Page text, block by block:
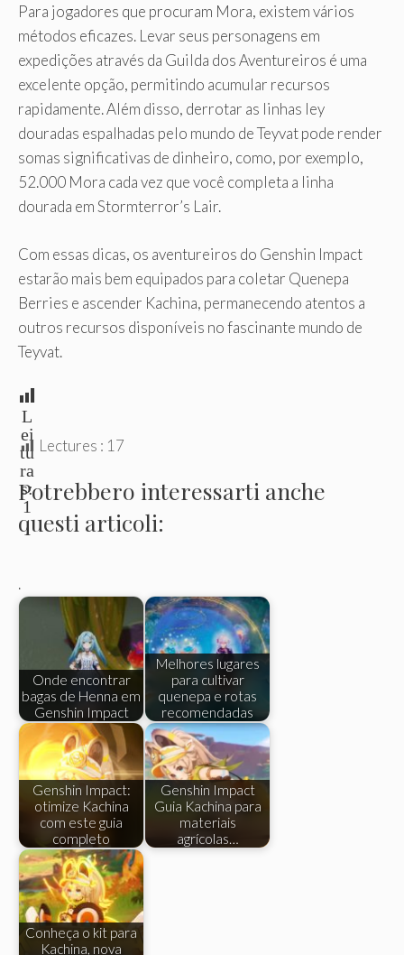
Para jogadores que procuram Mora, existem vários
métodos eficazes. Levar seus personagens em
expedições através da Guilda dos Aventureiros é uma
excelente opção, permitindo acumular recursos
rapidamente. Além disso, derrotar as linhas ley
douradas espalhadas pelo mundo de Teyvat pode render
somas significativas de dinheiro, como, por exemplo,
52.000 Mora cada vez que você completa a linha
dourada em Stormterror’s Lair.
Com essas dicas, os aventureiros do Genshin Impact
estarão mais bem equipados para coletar Quenepa
Berries e ascender Kachina, permanecendo atentos a
outros recursos disponíveis no fascinante mundo de
Teyvat.
L
ei
tu
ra
s:
1
Lectures : 17
Potrebbero interessarti anche
questi articoli:
.
Onde encontrar
bagas de Henna em
Genshin Impact
Melhores lugares
para cultivar
quenepa e rotas
recomendadas
Genshin Impact:
otimize Kachina
com este guia
completo
Genshin Impact
Guia Kachina para
materiais
agrícolas…
Conheça o kit para
Kachina, nova